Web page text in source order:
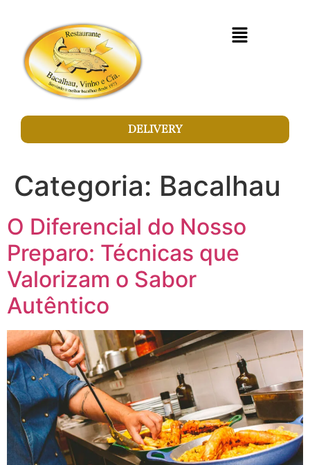
DELIVERY
Categoria: Bacalhau
O Diferencial do Nosso
Preparo: Técnicas que
Valorizam o Sabor
Autêntico